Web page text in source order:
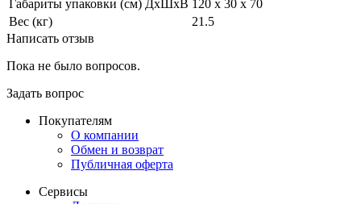
Габариты упаковки (см) ДxШxВ 120 х 30 х 70
Вес (кг)
21.5
Написать отзыв
Пока не было вопросов.
Задать вопрос
Покупателям
О компании
Обмен и возврат
Публичная оферта
Сервисы